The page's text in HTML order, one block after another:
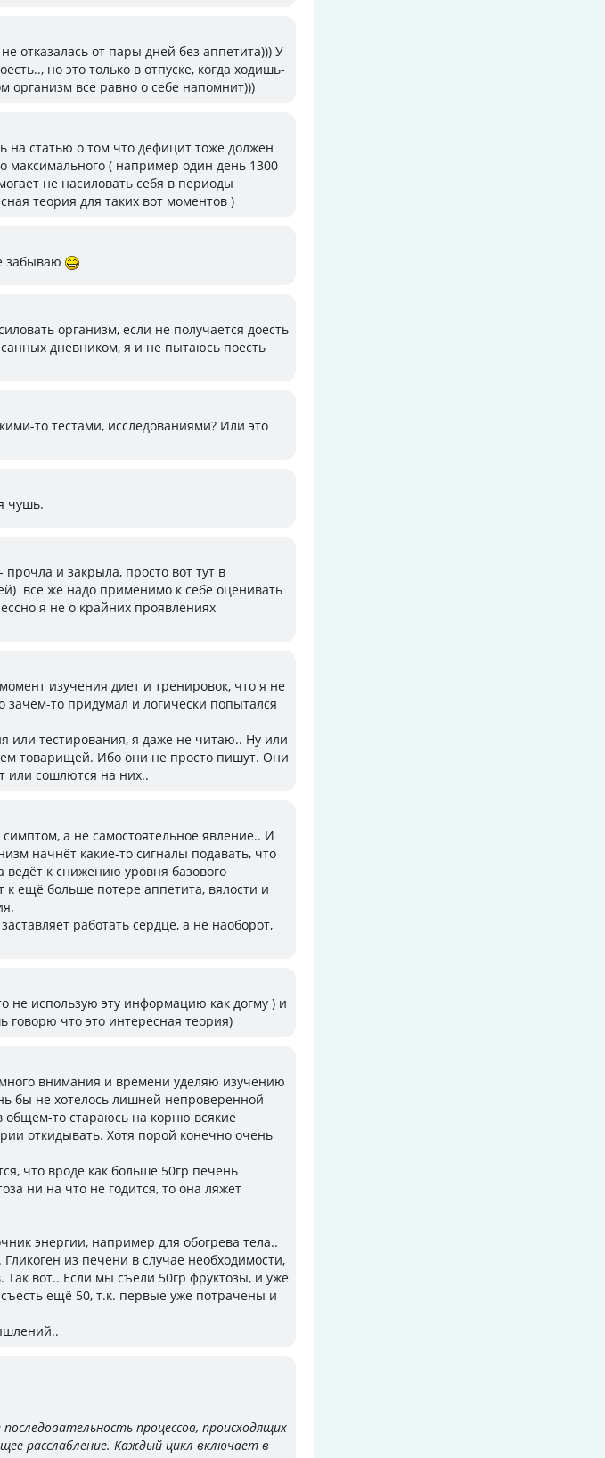
отказалась от пары дней без аппетита))) У
но это только в отпуске, когда ходишь-
все равно о себе напомнит)))
на статью о том что дефицит тоже должен
максимального ( например один день 1300
не насиловать себя в периоды
теория для таких вот моментов )
забываю
организм, если не получается доесть
дневником, я и не пытаюсь поесть
то тестами, исследованиями? Или это
чушь.
прочла и закрыла, просто вот тут в
все же надо применимо к себе оценивать
я не о крайних проявлениях
изучения диет и тренировок, что я не
зачем-то придумал и логически попытался
или тестирования, я даже не читаю.. Ну или
товарищей. Ибо они не просто пишут. Они
или сошлются на них..
симптом, а не самостоятельное явление.. И
начнёт какие-то сигналы подавать, что
ведёт к снижению уровня базового
к ещё больше потере аппетита, вялости и
работать сердце, а не наоборот,
не использую эту информацию как догму ) и
говорю что это интересная теория)
внимания и времени уделяю изучению
бы не хотелось лишней непроверенной
общем-то стараюсь на корню всякие
откидывать. Хотя порой конечно очень
что вроде как больше 50гр печень
ни на что не годится, то она ляжет
энергии, например для обогрева тела..
из печени в случае необходимости,
Так вот.. Если мы съели 50гр фруктозы, и уже
ещё 50, т.к. первые уже потрачены и
процессов, происходящих
расслабление. Каждый цикл включает в